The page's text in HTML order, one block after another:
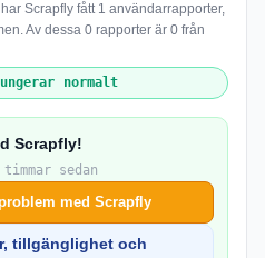
Scrapfly fått 1 användarrapporter,
Av dessa 0 rapporter är 0 från
normalt
Scrapfly!
sedan
med Scrapfly
tillgänglighet och